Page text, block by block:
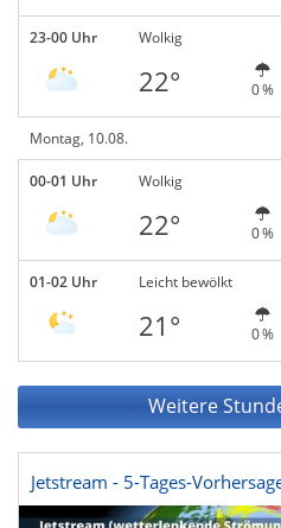
23-00 Uhr Wolkig
22° 0 %
Montag, 10.08.
00-01 Uhr Wolkig
22° 0 %
01-02 Uhr Leicht bewölkt
21° 0 %
Weitere
Jetstream - 5-Tages-